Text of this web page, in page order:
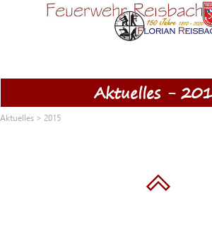
Direkt zum Seiteninhalt
Aktuelles -
Aktuelles > 2015